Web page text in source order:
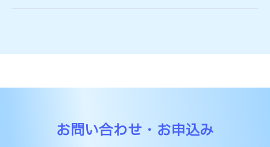
お問い合わせ・お申込み